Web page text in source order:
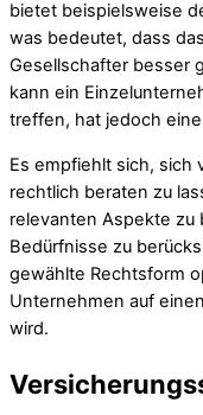
bietet beispielsweise
was bedeutet, dass
Gesellschafter besser
kann ein
treffen, hat jedoch
Es empfiehlt sich, sich
rechtlich beraten zu
relevanten Aspekte zu
Bedürfnisse zu
gewählte Rechtsform
Unternehmen auf
wird.